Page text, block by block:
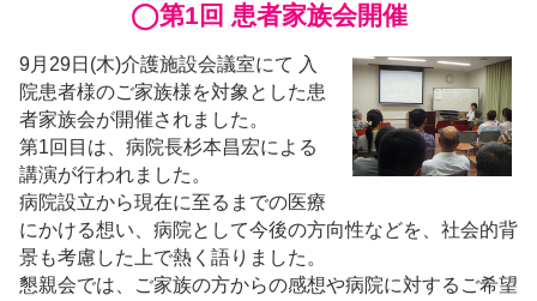
◯第1回 患者家族会開催
9月29日(木)介護施設会議室にて 入
院患者様のご家族様を対象とした患
者家族会が開催されました。
第1回目は、病院長杉本昌宏による
講演が行われました。
病院設立から現在に至るまでの医療
にかける想い、病院として今後の方向性などを、社会的背
景も考慮した上で熱く語りました。
懇親会では、ご家族の方からの感想や病院に対するご希望